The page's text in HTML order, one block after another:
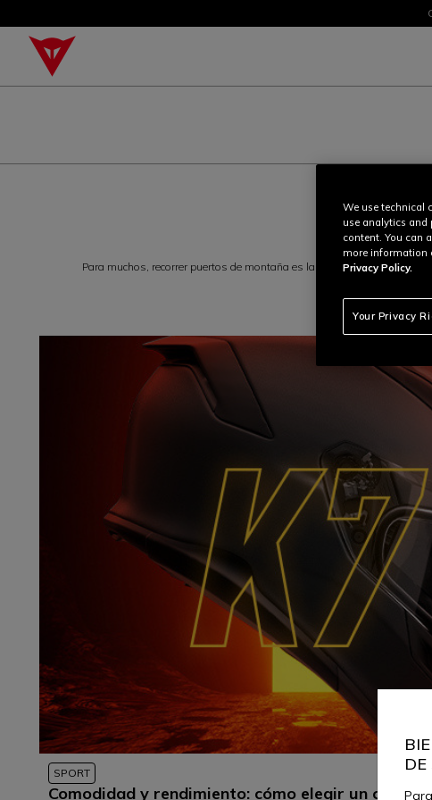
Para muchos, recorrer puertos de montaña es la forma más pura de
SPORT
Comodidad y rendimiento: cómo elegir un casco
DE
We use technical
use analytics and
content. You can
more information
Privacy Policy.
Your Privacy